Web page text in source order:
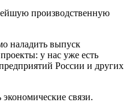
производственную
наладить выпуск
у нас уже есть
России и других
связи.